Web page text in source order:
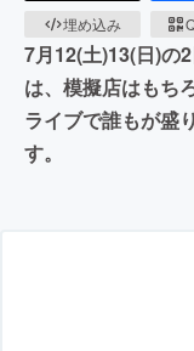
埋め込み
7月12(土)13(日)の
は、模擬店はもち
ライブで誰もが盛
す。